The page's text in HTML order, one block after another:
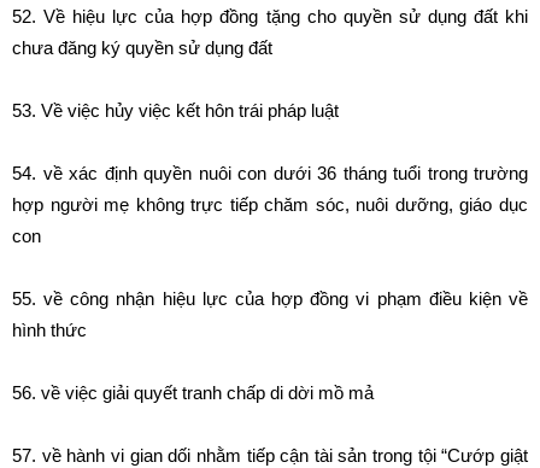
52.Về hiệu lực của hợp đồng tặng cho quyền sử dụng đất khi
chưa đăng ký quyền sử dụng đất
53. Về việc hủy việc kết hôn trái pháp luật
54. về xác định quyền nuôi con dưới 36 tháng tuổi trong trường
hợp người mẹ không trực tiếp chăm sóc, nuôi dưỡng, giáo dục
con
55. về công nhận hiệu lực của hợp đồng vi phạm điều kiện về
hình thức
56. về việc giải quyết tranh chấp di dời mồ mả
57. về hành vi gian dối nhằm tiếp cận tài sản trong tội “Cướp giật